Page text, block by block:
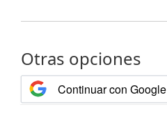
Otras opciones
Continuar con Google